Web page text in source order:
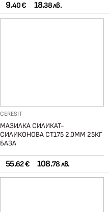
9.40 € 18.38 лв.
CERESIT
МАЗИЛКА СИЛИКАТ-
СИЛИКОНОВА СТ175 2.0ММ 25КГ
БАЗА
55.62 € 108.78 лв.